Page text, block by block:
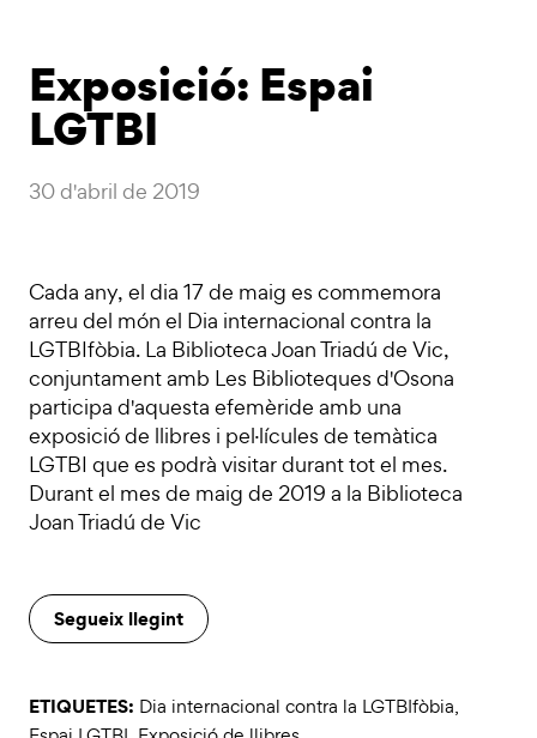
Exposició: Espai
LGTBI
30 d'abril de 2019
Cada any, el dia 17 de maig es commemora
arreu del món el Dia internacional contra la
LGTBIfòbia. La Biblioteca Joan Triadú de Vic,
conjuntament amb Les Biblioteques d'Osona
participa d'aquesta efemèride amb una
exposició de llibres i pel·lícules de temàtica
LGTBI que es podrà visitar durant tot el mes.
Durant el mes de maig de 2019 a la Biblioteca
Joan Triadú de Vic
Segueix llegint
ETIQUETES: Dia internacional contra la LGTBIfòbia,